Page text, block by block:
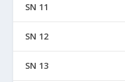
SN 11
SN 12
SN 13